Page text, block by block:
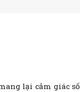
lại cảm giác